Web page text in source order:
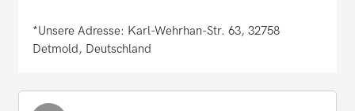
*Unsere Adresse: Karl-Wehrhan-Str. 63, 32758
Detmold, Deutschland